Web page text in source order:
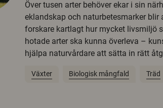
Över tusen arter behöver ekar i sin
eklandskap och naturbetesmarker blir
forskare kartlagt hur mycket livsmiljö
hotade arter ska kunna överleva –
hjälpa naturvårdare att sätta in rätt
Växter Biologisk mångfald Träd